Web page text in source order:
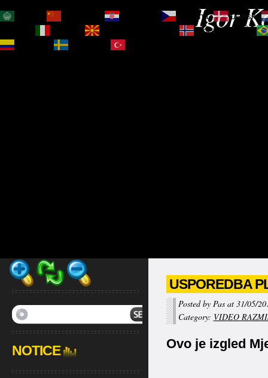
Igor
USPOREDBA
Posted by Pas at 31/05/
Category: VIDEO
Ovo je izgled
NOTICE
Čeština‎
Dansk
Norsk bokmål